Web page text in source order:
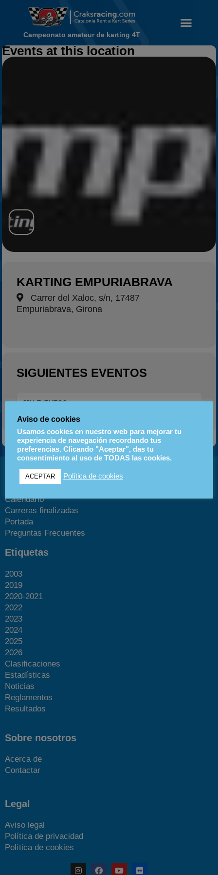
Noticias
Temporada 2026
Temporadas anteriores
Campeonato amateur de karting 4T
Events at this location
KARTING EMPURIABRAVA
Carrer del Xaloc, s/n, 17487
Empuriabrava, Girona
SIGUIENTES EVENTOS
SIN EVENTOS
Páginas
Calendario
Carreras finalizadas
Portada
Preguntas Frecuentes
Etiquetas
2003
2019
2020-2021
2022
2023
2024
2025
2026
Clasificaciones
Estadísticas
Noticias
Reglamentos
Resultados
Sobre nosotros
Acerca de
Contactar
Legal
Aviso legal
Política de privacidad
Política de cookies
Aviso de cookies
Usamos cookies en nuestro web para mejorar tu
experiencia de navegación recordando tus
preferencias. Clicando "Aceptar", das tu
consentimiento al uso de TODAS las cookies.
ACEPTAR Política de cookies